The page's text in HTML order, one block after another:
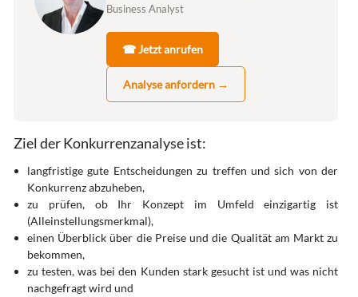
Business Analyst
☎ Jetzt anrufen
Analyse anfordern →
Ziel der Konkurrenzanalyse ist:
langfristige gute Entscheidungen zu treffen und sich von der
Konkurrenz abzuheben,
zu prüfen, ob Ihr Konzept im Umfeld einzigartig ist
(Alleinstellungsmerkmal),
einen Überblick über die Preise und die Qualität am Markt zu
bekommen,
zu testen, was bei den Kunden stark gesucht ist und was nicht
nachgefragt wird und